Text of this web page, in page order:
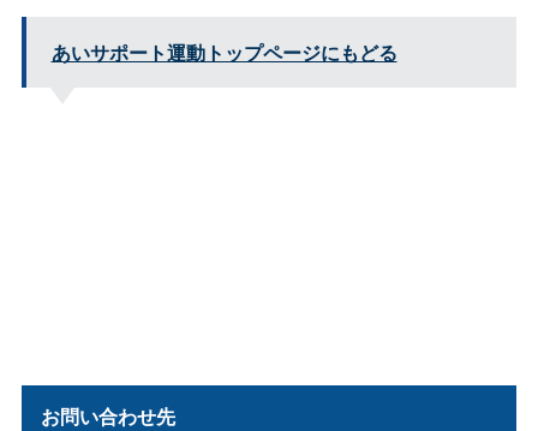
あいサポート運動トップページにもどる
お問い合わせ先